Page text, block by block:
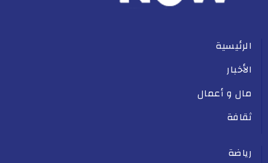
الرئيسية
الأخبار
مال و أعمال
ثقافة
رياضة